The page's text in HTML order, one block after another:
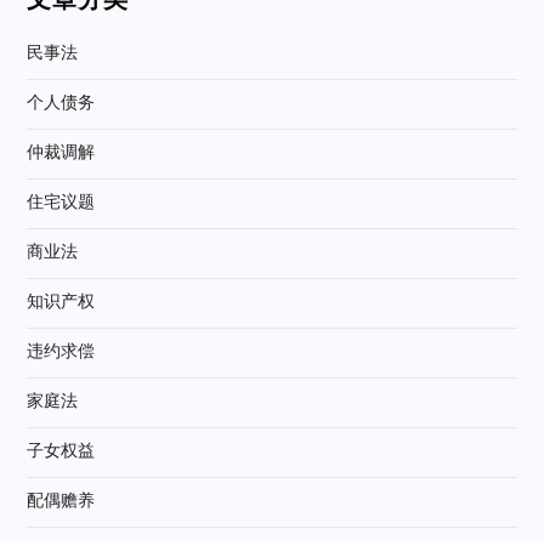
民事法
个人债务
仲裁调解
住宅议题
商业法
知识产权
违约求偿
家庭法
子女权益
配偶赡养